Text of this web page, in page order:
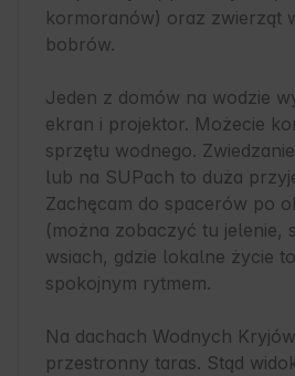
kormoranów) oraz zwierząt
bobrów.
Jeden z domów na wodzie
ekran i projektor. Możecie
sprzętu wodnego.
lub na SUPach to duża
Zachęcam do spacerów po
(można zobaczyć tu jelenie,
wsiach, gdzie lokalne życie
spokojnym rytmem.
Na dachach Wodnych
przestronny taras. Stąd